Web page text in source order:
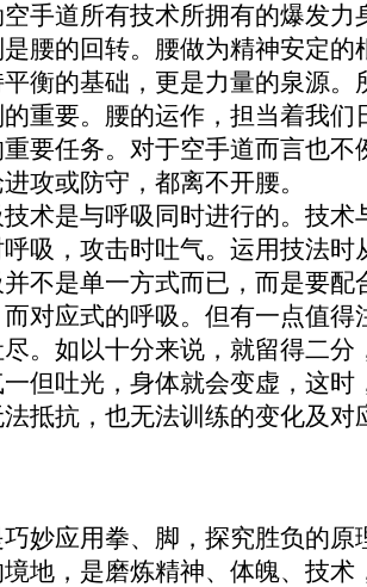
手道所有技术所拥有的爆发力
腰的回转。腰做为精神安定的
衡的基础，更是力量的泉源。
重要。腰的运作，担当着我们
要任务。对于空手道而言也不
攻或防守，都离不开腰。
术是与呼吸同时进行的。技术
吸，攻击时吐气。运用技法时
不是单一方式而已，而是要配
对应式的呼吸。但有一点值得
。如以十分来说，就留得二分
但吐光，身体就会变虚，这时
抵抗，也无法训练的变化及对
妙应用拳、脚，探究胜负的原
地，是磨炼精神、体魄、技术